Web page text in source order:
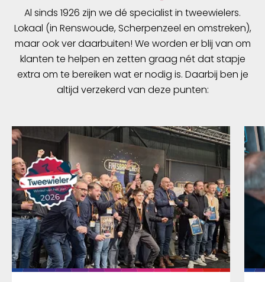
Al sinds 1926 zijn we dé specialist in tweewielers.
Lokaal (in Renswoude, Scherpenzeel en omstreken),
maar ook ver daarbuiten! We worden er blij van om
klanten te helpen en zetten graag nét dat stapje
extra om te bereiken wat er nodig is. Daarbij ben je
altijd verzekerd van deze punten: